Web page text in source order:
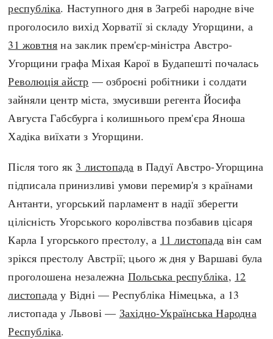
республіка. Наступного дня в Загребі народне віче
проголосило вихід Хорватії зі складу Угорщини, а
31 жовтня на заклик прем'єр-міністра Австро-
Угорщини графа Міхая Карої в Будапешті почалась
Революція айстр — озброєні робітники і солдати
зайняли центр міста, змусивши регента Йосифа
Августа Габсбурга і колишнього прем'єра Яноша
Хадіка виїхати з Угорщини.
Після того як 3 листопада в Падуї Австро-Угорщина
підписала принизливі умови перемир'я з країнами
Антанти, угорський парламент в надії зберегти
цілісність Угорського королівства позбавив цісаря
Карла І угорського престолу, а 11 листопада він сам
зрікся престолу Австрії; цього ж дня у Варшаві була
проголошена незалежна Польська республіка, 12
листопада у Відні — Республіка Німецька, а 13
листопада у Львові — Західно-Українська Народна
Республіка.